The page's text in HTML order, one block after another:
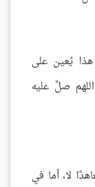
هذا يُعين على
صلِّ عليه
لا، أما في